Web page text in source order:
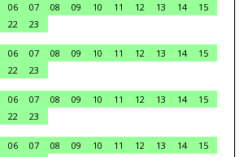
06 07 08 09 10 11 12 13 14
15
22
23
06 07 08 09 10 11 12 13 14
15
22
23
06 07 08 09 10 11 12 13 14
15
22
23
06 07 08 09 10 11 12 13 14
15